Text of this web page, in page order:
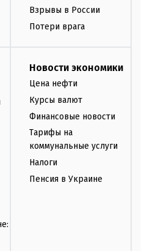
Взрывы в России
Потери врага
Новости экономики
Цена нефти
Курсы валют
Финансовые новости
Тарифы на
коммунальные услуги
Налоги
Пенсия в Украине